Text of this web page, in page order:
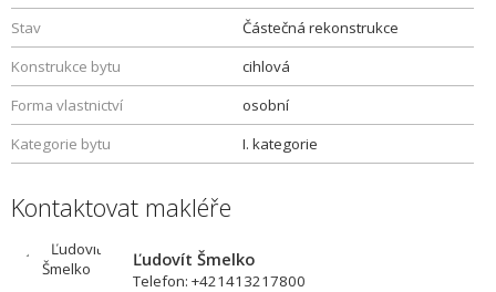
Stav
Částečná rekonstrukce
Konstrukce bytu
cihlová
Forma vlastnictví
osobní
Kategorie bytu
I. kategorie
Kontaktovat makléře
Ľudovít Šmelko
Telefon: +421413217800